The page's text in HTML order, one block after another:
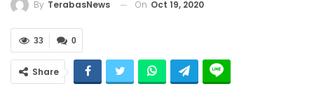
By TerabasNews On Oct 19, 2020
0
33
Share